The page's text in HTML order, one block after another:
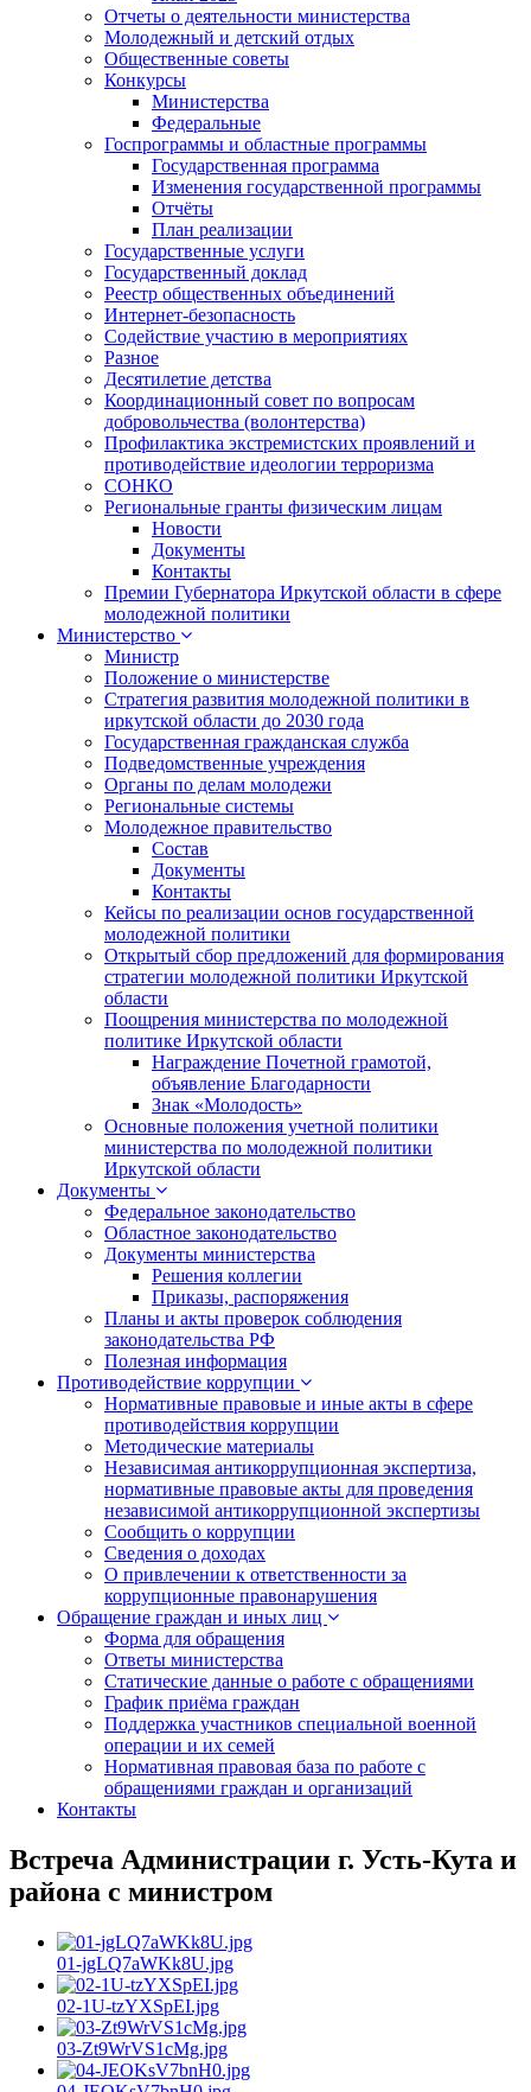
Отчеты о деятельности министерства
Молодежный и детский отдых
Общественные советы
Конкурсы
Министерства
Федеральные
Госпрограммы и областные программы
Государственная программа
Изменения государственной программы
Отчёты
План реализации
Государственные услуги
Государственный доклад
Реестр общественных объединений
Интернет-безопасность
Содействие участию в мероприятиях
Разное
Десятилетие детства
Координационный совет по вопросам
добровольчества (волонтерства)
Профилактика экстремистских проявлений и
противодействие идеологии терроризма
СОНКО
Региональные гранты физическим лицам
Новости
Документы
Контакты
Премии Губернатора Иркутской области в сфере
молодежной политики
Министерство
Министр
Положение о министерстве
Стратегия развития молодежной политики в
иркутской области до 2030 года
Государственная гражданская служба
Подведомственные учреждения
Органы по делам молодежи
Региональные системы
Молодежное правительство
Состав
Документы
Контакты
Кейсы по реализации основ государственной
молодежной политики
Открытый сбор предложений для формирования
стратегии молодежной политики Иркутской
области
Поощрения министерства по молодежной
политике Иркутской области
Награждение Почетной грамотой,
объявление Благодарности
Знак «Молодость»
Основные положения учетной политики
министерства по молодежной политики
Иркутской области
Документы
Федеральное законодательство
Областное законодательство
Документы министерства
Решения коллегии
Приказы, распоряжения
Планы и акты проверок соблюдения
законодательства РФ
Полезная информация
Противодействие коррупции
Нормативные правовые и иные акты в сфере
противодействия коррупции
Методические материалы
Независимая антикоррупционная экспертиза,
нормативные правовые акты для проведения
независимой антикоррупционной экспертизы
Сообщить о коррупции
Сведения о доходах
О привлечении к ответственности за
коррупционные правонарушения
Обращение граждан и иных лиц
Форма для обращения
Ответы министерства
Статические данные о работе с обращениями
График приёма граждан
Поддержка участников специальной военной
операции и их семей
Нормативная правовая база по работе с
обращениями граждан и организаций
Контакты
Встреча Администрации г. Усть-Кута и
района с министром
01-jgLQ7aWKk8U.jpg
02-1U-tzYXSpEI.jpg
03-Zt9WrVS1cMg.jpg